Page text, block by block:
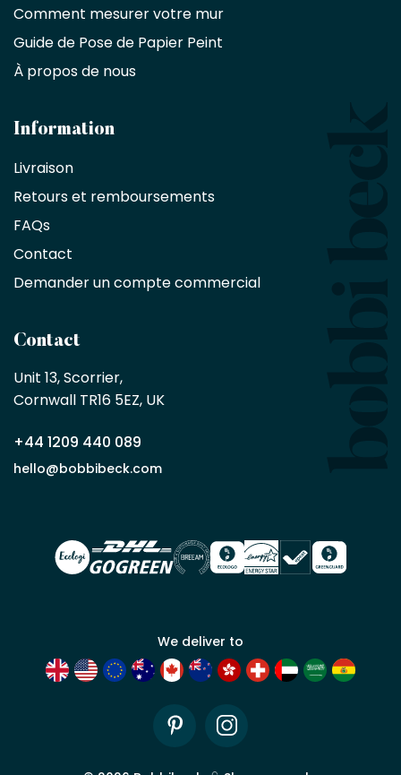
Décorateurs
d'intérieur,
designers
architectes
d'une
exclusive
de
%
sur
sans
minimum
en
partenaire
commercial
Demander
un compte
Comment mesurer votre mur
Guide de Pose de Papier Peint
À propos de nous
Information
Livraison
Retours et remboursements
FAQs
Contact
Demander un compte commercial
Contact
Unit 13, Scorrier,
Cornwall TR16 5EZ, UK
+44 1209 440 089
hello@bobbibeck.com
We deliver to
PinterestInstagram